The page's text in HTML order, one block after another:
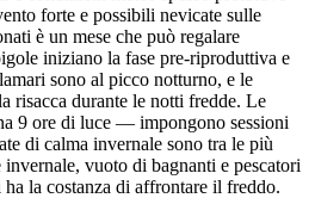
forte e possibili nevicate sulle
è un mese che può regalare
iniziano la fase pre-riproduttiva e
sono al picco notturno, e le
risacca durante le notti fredde. Le
9 ore di luce — impongono sessioni
di calma invernale sono tra le più
vuoto di bagnanti e pescatori
la costanza di affrontare il freddo.